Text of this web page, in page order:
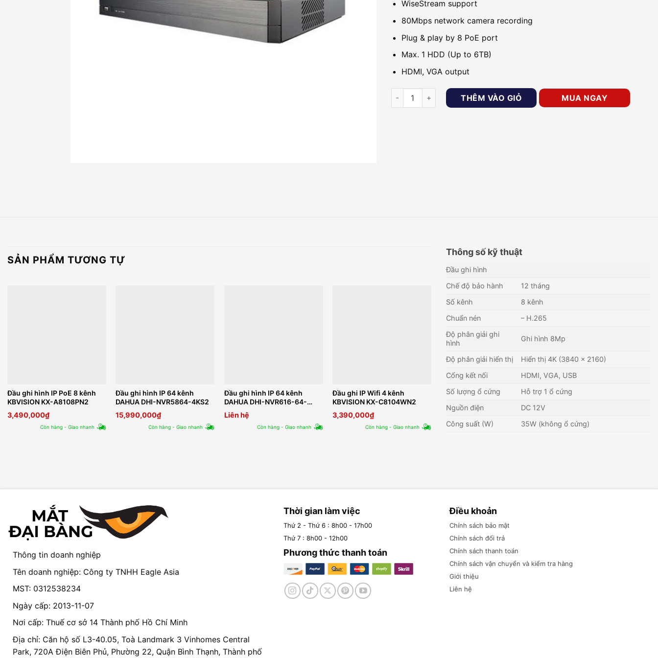
WiseStream support
80Mbps network camera recording
Plug & play by 8 PoE port
Max. 1 HDD (Up to 6TB)
HDMI, VGA output
Đầu ghi IP 8 kênh Wisenet QRN-820S/VAP số lượng
THÊM VÀO GIỎ MUA NGAY
SẢN PHẨM TƯƠNG TỰ
Đầu ghi hình IP PoE 8 kênh
KBVISION KX-A8108PN2
3,490,000₫
Còn hàng - Giao nhanh
Đầu ghi hình IP 64 kênh
DAHUA DHI-NVR5864-4KS2
15,990,000₫
Còn hàng - Giao nhanh
Đầu ghi hình IP 64 kênh
DAHUA DHI-NVR616-64-
4KS2
Liên hệ
Còn hàng - Giao nhanh
Đầu ghi IP Wifi 4 kênh
KBVISION KX-C8104WN2
3,390,000₫
Còn hàng - Giao nhanh
Đầu ghi IP 32 kênh DAHUA
Còn hàng - Giao nhanh
Đầu ghi hình IP 4K 4 kênh
Còn hàng - Giao nhanh
Thông số kỹ thuật
Đầu ghi hình
Chế độ bảo hành
12 tháng
Số kênh
8 kênh
Chuẩn nén
– H.265
Độ phân giải ghi
hình
Ghi hình 8Mp
Độ phân giải hiển thị
Hiển thị 4K (3840 × 2160)
Cổng kết nối
HDMI, VGA, USB
Số lượng ổ cứng
Hỗ trợ 1 ổ cứng
Nguồn điện
DC 12V
Công suất (W)
35W (không ổ cứng)
Thông tin doanh nghiệp
Tên doanh nghiệp: Công ty TNHH Eagle Asia
MST: 0312538234
Ngày cấp: 2013-11-07
Nơi cấp: Thuế cơ sở 14 Thành phố Hồ Chí Minh
Địa chỉ: Căn hộ số L3-40.05, Toà Landmark 3 Vinhomes Central
Park, 720A Điện Biên Phủ, Phường 22, Quận Bình Thạnh, Thành phố
Thời gian làm việc
Thứ 2 - Thứ 6 : 8h00 - 17h00
Thứ 7 : 8h00 - 12h00
Phương thức thanh toán
Điều khoản
Chính sách bảo mật
Chính sách đổi trả
Chính sách thanh toán
Chính sách vận chuyển và kiểm tra hàng
Giới thiệu
Liên hệ